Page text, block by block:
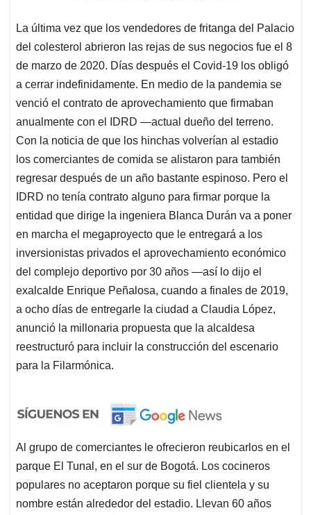
La última vez que los vendedores de fritanga del Palacio
del colesterol abrieron las rejas de sus negocios fue el 8
de marzo de 2020. Días después el Covid-19 los obligó
a cerrar indefinidamente. En medio de la pandemia se
venció el contrato de aprovechamiento que firmaban
anualmente con el IDRD —actual dueño del terreno.
Con la noticia de que los hinchas volverían al estadio
los comerciantes de comida se alistaron para también
regresar después de un año bastante espinoso. Pero el
IDRD no tenía contrato alguno para firmar porque la
entidad que dirige la ingeniera Blanca Durán va a poner
en marcha el megaproyecto que le entregará a los
inversionistas privados el aprovechamiento económico
del complejo deportivo por 30 años —así lo dijo el
exalcalde Enrique Peñalosa, cuando a finales de 2019,
a ocho días de entregarle la ciudad a Claudia López,
anunció la millonaria propuesta que la alcaldesa
reestructuró para incluir la construcción del escenario
para la Filarmónica.
Al grupo de comerciantes le ofrecieron reubicarlos en el
parque El Tunal, en el sur de Bogotá. Los cocineros
populares no aceptaron porque su fiel clientela y su
nombre están alrededor del estadio. Llevan 60 años